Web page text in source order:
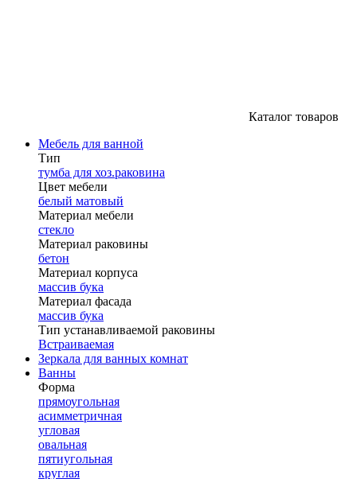
Каталог товаров
Мебель для ванной
Тип
тумба для хоз.раковина
Цвет мебели
белый матовый
Материал мебели
стекло
Материал раковины
бетон
Материал корпуса
массив бука
Материал фасада
массив бука
Тип устанавливаемой раковины
Встраиваемая
Зеркала для ванных комнат
Ванны
Форма
прямоугольная
асимметричная
угловая
овальная
пятиугольная
круглая